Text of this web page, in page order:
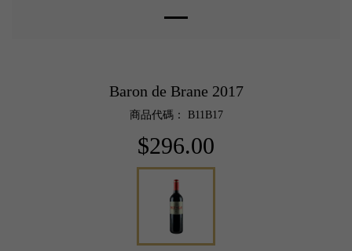
Baron de Brane 2017
商品代碼： B11B17
$296.00